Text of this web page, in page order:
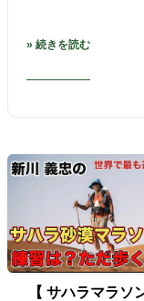
» 続きを読む
【 サハラマラソ